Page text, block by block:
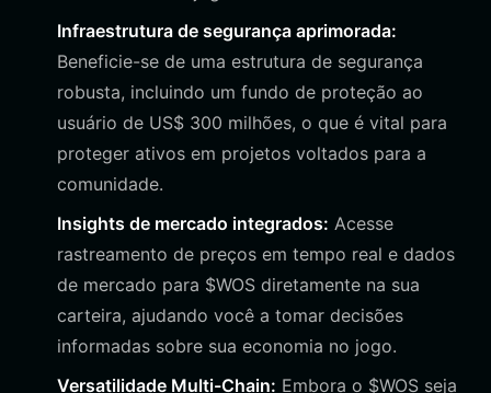
Infraestrutura de segurança aprimorada:
Beneficie-se de uma estrutura de segurança
robusta, incluindo um fundo de proteção ao
usuário de US$ 300 milhões, o que é vital para
proteger ativos em projetos voltados para a
comunidade.
Insights de mercado integrados: Acesse
rastreamento de preços em tempo real e dados
de mercado para $WOS diretamente na sua
carteira, ajudando você a tomar decisões
informadas sobre sua economia no jogo.
Versatilidade Multi-Chain: Embora o $WOS seja